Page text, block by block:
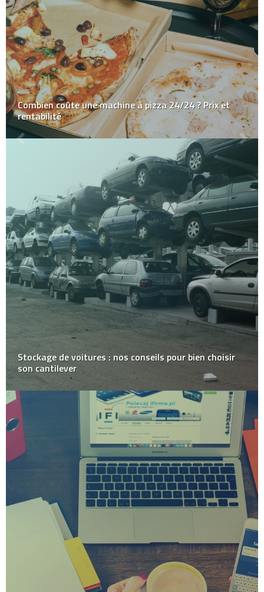
Combien coûte une machine à pizza 24/24 ? Prix et
rentabilité
Stockage de voitures : nos conseils pour bien choisir
son cantilever